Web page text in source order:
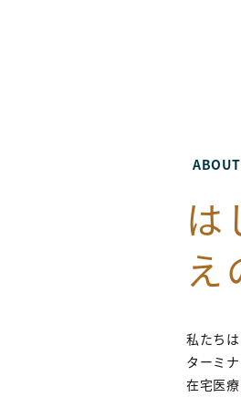
は
え
私たち
ターミ
在宅医